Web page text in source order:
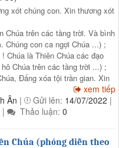
xót chúng con. Xin thương xót
Chúa trên các tầng trời. Và bình
Chúng con ca ngợi Chúa ...) ;
Chúa là Thiên Chúa các đạo
Chúa trên các tầng trời ...) ;
Đấng xóa tội trần gian. Xin
xem tiếp
Ân | Gửi lên: 14/07/2022 |
| Thảo luận: 0
Chúa (phỏng diễn theo